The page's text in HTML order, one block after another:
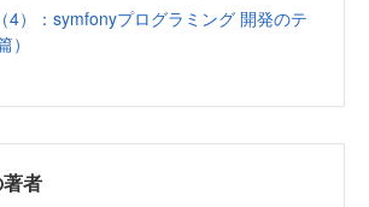
4）：symfonyプログラミング 開発のテ
者